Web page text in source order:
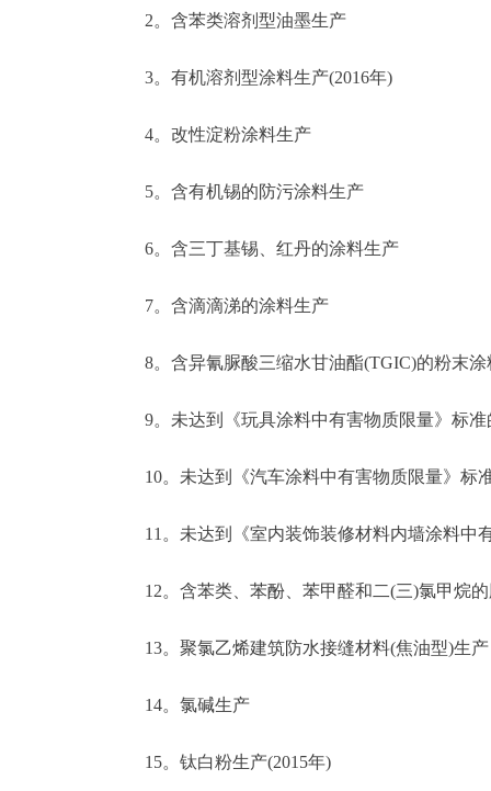
2。含苯类溶剂型油墨生产
3。有机溶剂型涂料生产(2016年)
4。改性淀粉涂料生产
5。含有机锡的防污涂料生产
6。含三丁基锡、红丹的涂料生产
7。含滴滴涕的涂料生产
8。含异氰脲酸三缩水甘油酯(TGIC)的粉末涂
9。未达到《玩具涂料中有害物质限量》标准
10。未达到《汽车涂料中有害物质限量》标
11。未达到《室内装饰装修材料内墙涂料中
12。含苯类、苯酚、苯甲醛和二(三)氯甲烷的
13。聚氯乙烯建筑防水接缝材料(焦油型)生产
14。氯碱生产
15。钛白粉生产(2015年)